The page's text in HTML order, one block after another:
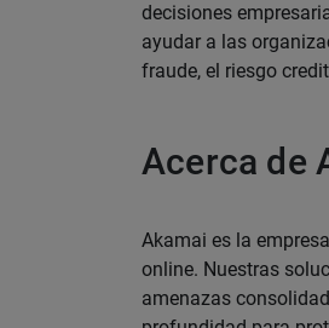
decisiones
ayudar a las
fraude, el riesgo
Acerca de
Akamai es la
online. Nuestras
amenazas